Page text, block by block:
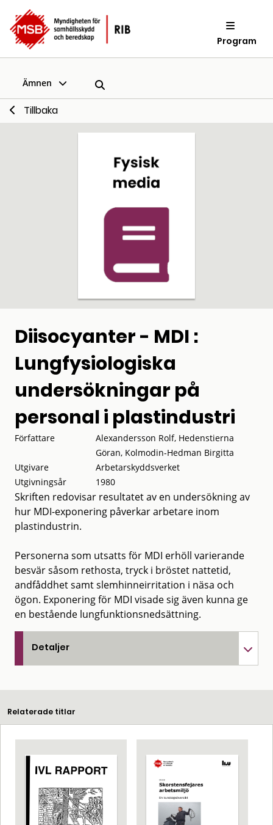
Program
Ämnen
Tillbaka
Diisocyanter - MDI :
Lungfysiologiska
undersökningar på
personal i plastindustri
Författare
Alexandersson Rolf, Hedenstierna
Göran, Kolmodin-Hedman Birgitta
Utgivare
Arbetarskyddsverket
Utgivningsår
1980
Skriften redovisar resultatet av en undersökning av
hur MDI-exponering påverkar arbetare inom
plastindustrin.
Personerna som utsatts för MDI erhöll varierande
besvär såsom rethosta, tryck i bröstet nattetid,
andfåddhet samt slemhinneirritation i näsa och
ögon. Exponering för MDI visade sig även kunna ge
en bestående lungfunktionsnedsättning.
Detaljer
Relaterade titlar